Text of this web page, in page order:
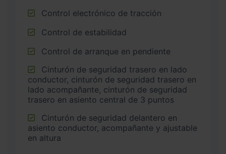
Control electrónico de tracción
Control de estabilidad
Control de arranque en pendiente
conductor, cinturón de seguridad trasero en
lado acompañante, cinturón de seguridad
trasero en asiento central de 3 puntos
asiento conductor, acompañante y ajustable
en altura